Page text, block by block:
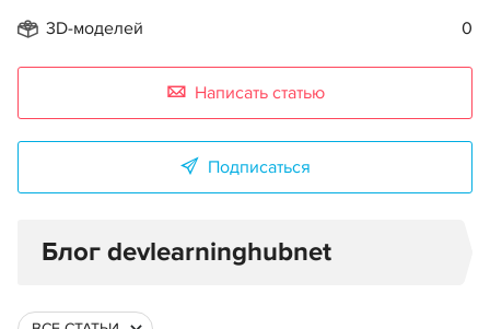
3D-моделей 0
Написать статью
Подписаться
Блог devlearninghubnet